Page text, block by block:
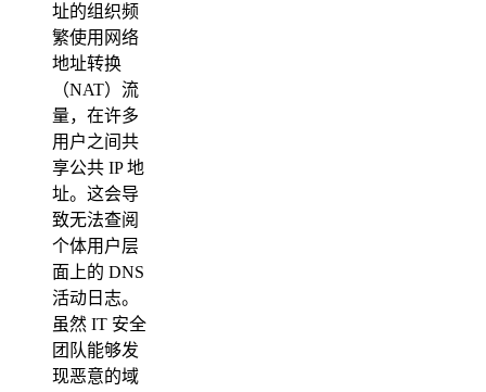
址的组织频
繁使用网络
地址转换
（NAT）流
量，在许多
用户之间共
享公共 IP 地
址。这会导
致无法查阅
个体用户层
面上的 DNS
活动日志。
虽然 IT 安全
团队能够发
现恶意的域